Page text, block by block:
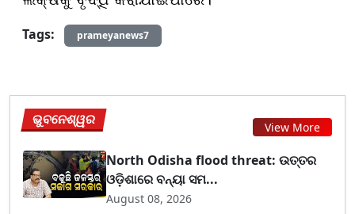
Tags:
prameyanews7
ଭୁବନେଶ୍ୱର View More
North Odisha flood threat: ଉତ୍ତର
ଓଡ଼ିଶାରେ ବନ୍ୟା ସମ...
August 08, 2026